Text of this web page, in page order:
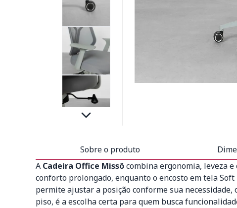
Sobre o produto
A Cadeira Office Missôcombina ergonomia, leveza
conforto prolongado, enquanto o encosto em tela
permite ajustar a posição conforme sua
piso, é a escolha certa para quem busca